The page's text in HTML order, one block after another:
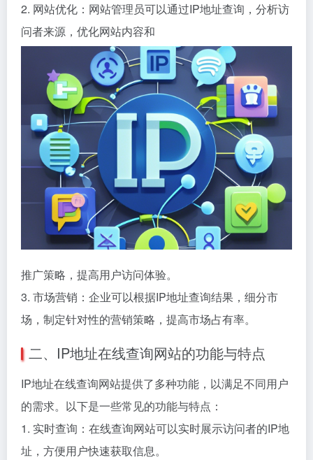
2. 网站优化：网站管理员可以通过IP地址查询，分析访
问者来源，优化网站内容和
推广策略，提高用户访问体验。
3. 市场营销：企业可以根据IP地址查询结果，细分市
场，制定针对性的营销策略，提高市场占有率。
二、IP地址在线查询网站的功能与特点
IP地址在线查询网站提供了多种功能，以满足不同用户
的需求。以下是一些常见的功能与特点：
1. 实时查询：在线查询网站可以实时展示访问者的IP地
址，方便用户快速获取信息。